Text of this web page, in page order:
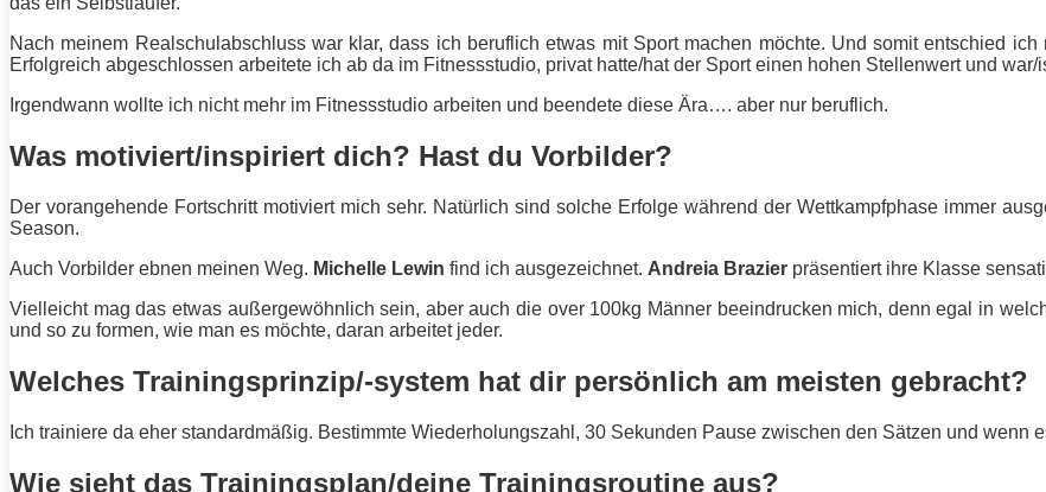
Nach meinem Realschulabschluss war klar, dass ich beruflich etwas mit Sport machen möchte. Und somit entschied
Erfolgreich abgeschlossen arbeitete ich ab da im Fitnessstudio, privat hatte/hat der Sport einen hohen Stellenwert und war/
Irgendwann wollte ich nicht mehr im Fitnessstudio arbeiten und beendete diese Ära…. aber nur beruflich.
Was motiviert/inspiriert dich? Hast du Vorbilder?
Der vorangehende Fortschritt motiviert mich sehr. Natürlich sind solche Erfolge während der Wettkampfphase immer
Season.
Auch Vorbilder ebnen meinen Weg. Michelle Lewin find ich ausgezeichnet. Andreia Brazier präsentiert ihre Klasse
Vielleicht mag das etwas außergewöhnlich sein, aber auch die over 100kg Männer beeindrucken mich, denn egal in
und so zu formen, wie man es möchte, daran arbeitet jeder.
Welches Trainingsprinzip/-system hat dir persönlich am meisten gebracht?
Ich trainiere da eher standardmäßig. Bestimmte Wiederholungszahl, 30 Sekunden Pause zwischen den Sätzen und wenn
Wie sieht das Trainingsplan/deine Trainingsroutine aus?